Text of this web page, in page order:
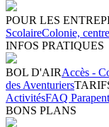
POUR LES
ScolaireColonie,
INFOS PRATIQUES
BOL D'AIRAccès -
des Aventuriers
ActivitésFAQ
BONS PLANS